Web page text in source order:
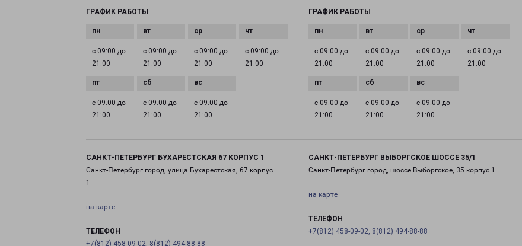
ГРАФИК РАБОТЫ
с 09:00 до
21:00
с 09:00 до
21:00
с 09:00 до
21:00
с 09:00 до
21:00
с 09:00 до
21:00
с 09:00 до
21:00
с 09:00 до
21:00
ГРАФИК РАБОТЫ
с 09:00 до
21:00
с 09:00 до
21:00
с 09:00 до
21:00
с 09:00 до
21:00
с 09:00 до
21:00
с 09:00 до
21:00
с 09:00 до
21:00
САНКТ-ПЕТЕРБУРГ БУХАРЕСТСКАЯ 67 КОРПУС 1
Санкт-Петербург город, улица Бухарестская, 67 корпус
1
на карте
ТЕЛЕФОН
+7(812) 458-09-02, 8(812) 494-88-88
САНКТ-ПЕТЕРБУРГ ВЫБОРГСКОЕ ШОССЕ 35/1
Санкт-Петербург город, шоссе Выборгское, 35 корпус 1
на карте
ТЕЛЕФОН
+7(812) 458-09-02, 8(812) 494-88-88